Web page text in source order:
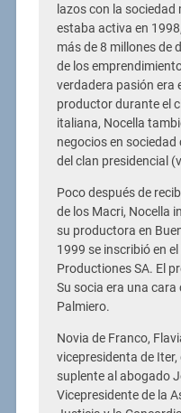
lazos con la
estaba activa en
más de 8 millones de
de los
verdadera pasión era
productor durante el
italiana, Nocella
negocios en
del clan presidencial
Poco después de
de los Macri, Nocella
su productora en
1999 se inscribió en
Productiones SA. El
Su socia era una cara
Palmiero.
Novia de Franco,
vicepresidenta de
suplente al abogado
Vicepresidente de la